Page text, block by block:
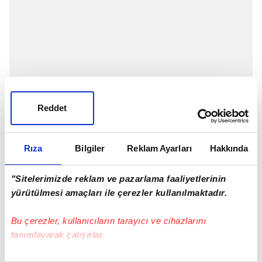
Rıza Bilgiler Reklam Ayarları Hakkında
"Sitelerimizde reklam ve pazarlama faaliyetlerinin
yürütülmesi amaçları ile çerezler kullanılmaktadır.
Bu çerezler, kullanıcıların tarayıcı ve cihazlarını
tanımlayarak çalışırlar.
Reddet